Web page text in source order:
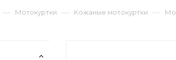
— Мотокуртки — Кожаные мотокуртки —